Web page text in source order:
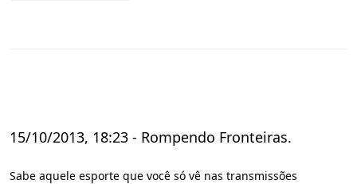
15/10/2013, 18:23 - Rompendo Fronteiras.
Sabe aquele esporte que você só vê nas transmissões